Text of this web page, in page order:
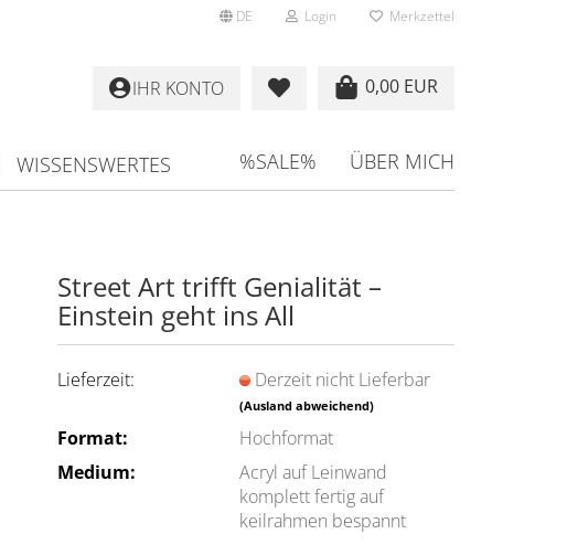
DE Login Merkzettel
0,00 EUR
IHR KONTO
WISSENSWERTES %SALE% ÜBER MICH
Street Art trifft Ge­nia­li­tät –
Ein­stein geht ins All
Lieferzeit: Derzeit nicht Lieferbar
(Ausland abweichend)
Format:
Hochformat
Medium:
Acryl auf Leinwand
komplett fertig auf
keilrahmen bespannt